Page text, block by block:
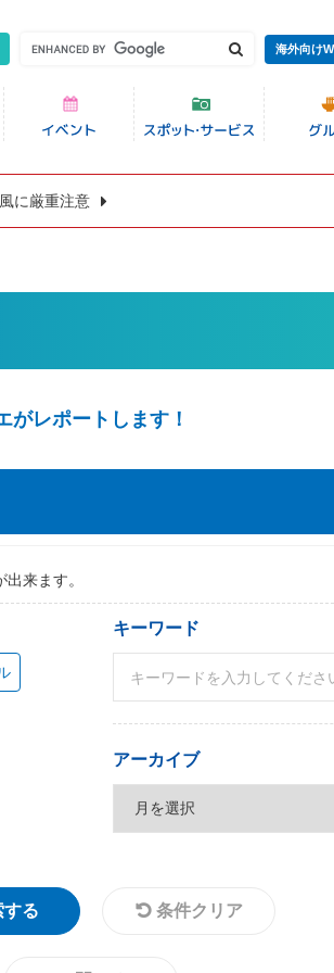
海外向け
に厳重注意
レポートします！
来ます。
キーワード
アーカイブ
する 条件クリア